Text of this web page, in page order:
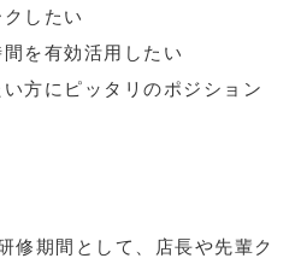
したい
を有効活用したい
方にピッタリのポジション
修期間として、店長や先輩ク